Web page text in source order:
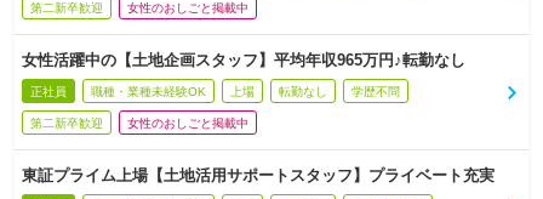
第二新卒歓迎 女性のおしごと掲載中
女性活躍中の【土地企画スタッフ】平均年収965万円♪転勤なし
正社員 職種・業種未経験OK 上場 転勤なし 学歴不問
第二新卒歓迎 女性のおしごと掲載中
東証プライム上場【土地活用サポートスタッフ】プライベート充実